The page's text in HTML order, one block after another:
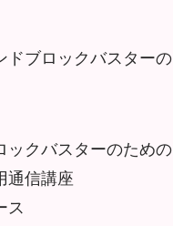
ドブロックバスターの
ックバスターのための
通信講座
ス